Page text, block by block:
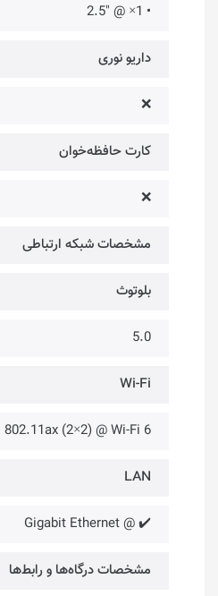
• 1× @ "2.5
داریو نوری
❌
کارت حافظه‌خوان
❌
مشخصات شبکه ارتباطی
بلوتوث
5.0
Wi-Fi
802.11ax (2×2) @ Wi-Fi 6
LAN
✔️ @ Gigabit Ethernet
مشخصات درگاه‌ها و رابط‌ها